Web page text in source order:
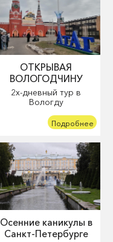
ОТКРЫВАЯ
ВОЛОГОДЧИНУ
2х-дневный тур в
Вологду
Подробнее
Осенние каникулы в
Санкт-Петербурге